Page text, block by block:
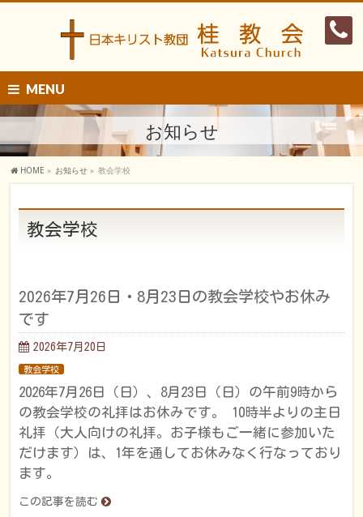
MENU
お知らせ
HOME » お知らせ » 教会学校
教会学校
2026年7月26日・8月23日の教会学校やお休み
です
2026年7月20日
教会学校
2026年7月26日（日）、8月23日（日）の午前9時から
の教会学校の礼拝はお休みです。 10時半よりの主日
礼拝（大人向けの礼拝。お子様もご一緒に参加いた
だけます）は、1年を通してお休みなく行なっており
ます。
この記事を読む